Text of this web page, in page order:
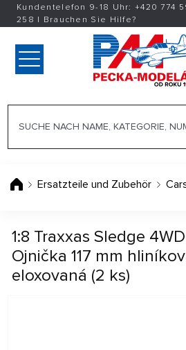
Kundentelefon 9-18 Uhr: +420774
258 | Brauchen Sie Hilfe?
Ersatzteile und Zubehör
1:8 Traxxas Sledge
Ojnička 117 mm
eloxovaná (2 ks)